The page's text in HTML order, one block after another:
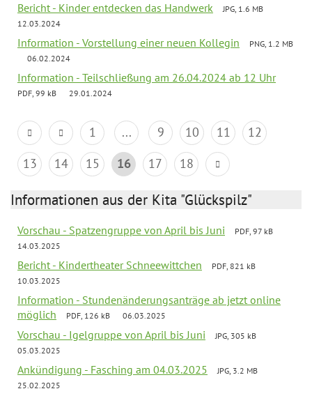
Bericht - Kinder entdecken das Handwerk
JPG, 1.6 MB
12.03.2024
Information - Vorstellung einer neuen Kollegin
PNG, 1.2 MB
06.02.2024
Information - Teilschließung am 26.04.2024 ab 12 Uhr
PDF, 99 kB 29.01.2024
1 ... 9 10 11
12
13
14 15 16 17 18
Informationen aus der Kita "Glückspilz"
Vorschau - Spatzengruppe von April bis Juni
PDF, 97 kB
14.03.2025
Bericht - Kindertheater Schneewittchen
PDF, 821 kB
10.03.2025
Information - Stundenänderungsanträge ab jetzt online
möglich
PDF, 126 kB 06.03.2025
Vorschau - Igelgruppe von April bis Juni
JPG, 305 kB
05.03.2025
Ankündigung - Fasching am 04.03.2025
JPG, 3.2 MB
25.02.2025